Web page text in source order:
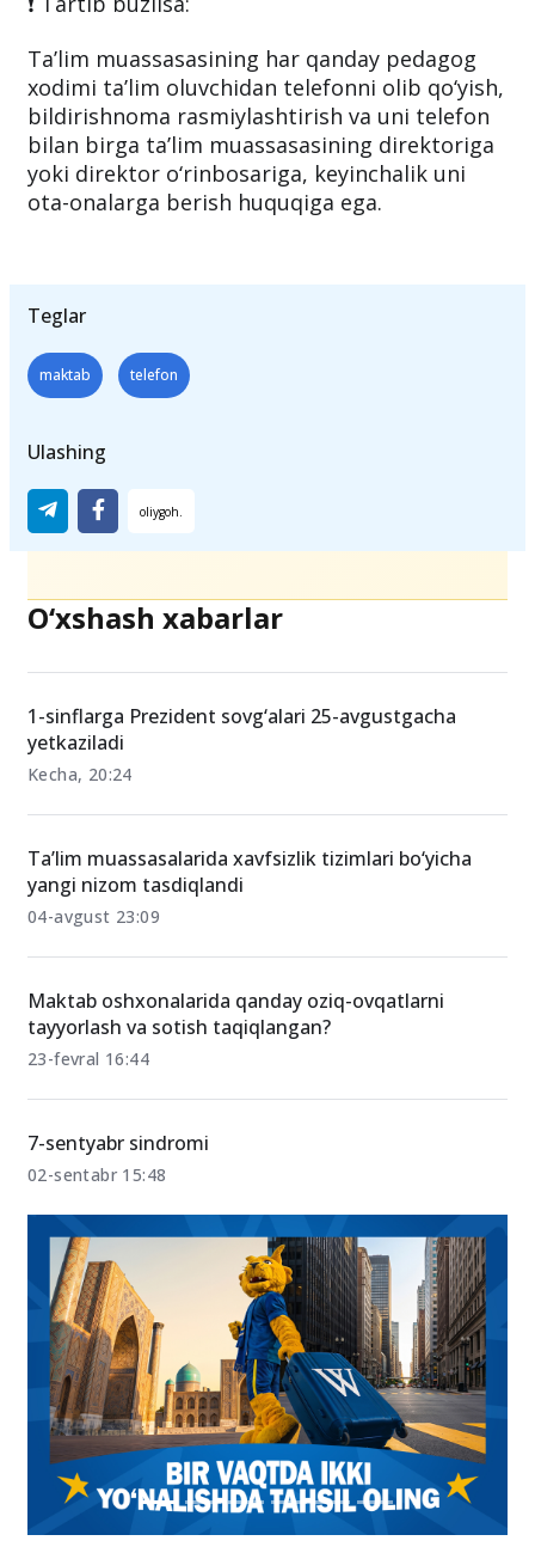
Taʼlim muassasasining har qanday pedagog
xodimi taʼlim oluvchidan telefonni olib qo‘yish,
bildirishnoma rasmiylashtirish va uni telefon
bilan birga taʼlim muassasasining direktoriga
yoki direktor o‘rinbosariga, keyinchalik uni
ota-onalarga berish huquqiga ega.
Teglar
maktab telefon
Ulashing
O‘xshash xabarlar
1-sinflarga Prezident sovg‘alari 25-avgustgacha
yetkaziladi
Kecha, 20:24
Ta’lim muassasalarida xavfsizlik tizimlari bo‘yicha
yangi nizom tasdiqlandi
04-avgust 23:09
Maktab oshxonalarida qanday oziq-ovqatlarni
tayyorlash va sotish taqiqlangan?
23-fevral 16:44
7-sentyabr sindromi
02-sentabr 15:48